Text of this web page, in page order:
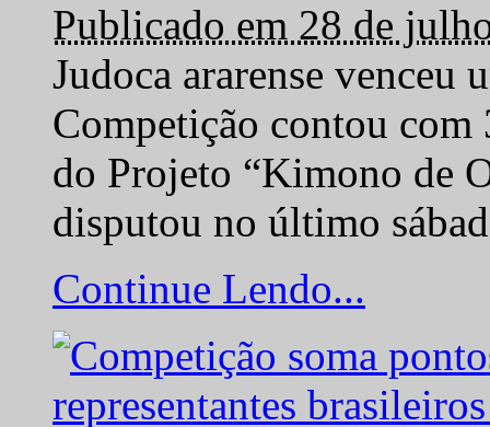
Publicado em 28 de
Judoca ararense venceu
Competição contou com
do Projeto “Kimono de
disputou no último
Continue Lendo...